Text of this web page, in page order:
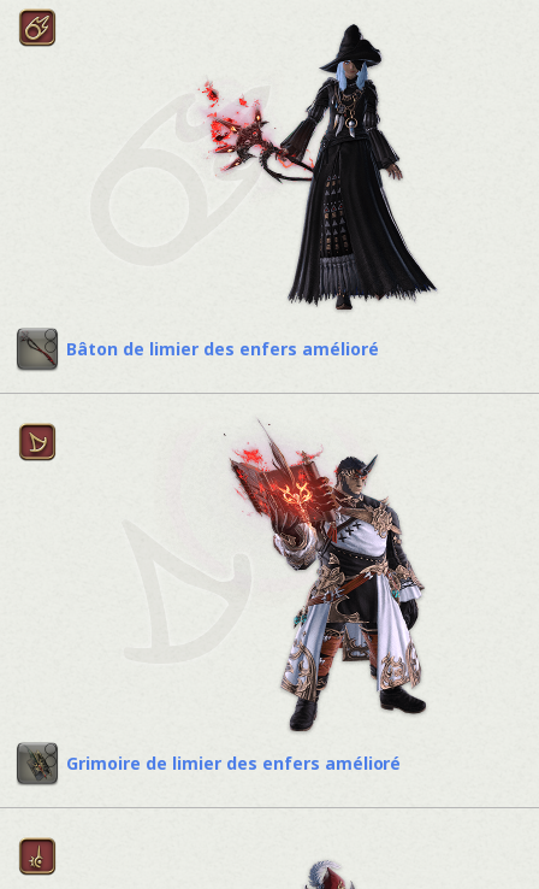
Bâton de limier des enfers amélioré
Grimoire de limier des enfers amélioré